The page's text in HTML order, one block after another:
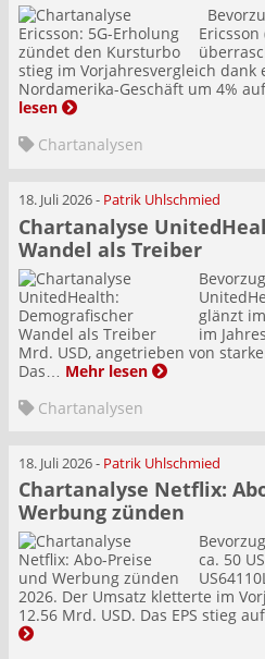
Ericsson
stieg im Vorjahresvergleich dank
Nordamerika-Geschäft um 4%
lesen
Chartanalysen
18. Juli 2026- Patrik Uhlschmied
Chartanalyse
Wandel als Treiber
glänzt
im
Mrd. USD, angetrieben von
Das… Mehr lesen
Chartanalysen
18. Juli 2026- Patrik Uhlschmied
Chartanalyse Netflix:
Werbung zünden
ca. 50
2026. Der Umsatz kletterte im
12.56 Mrd. USD. Das EPS stieg